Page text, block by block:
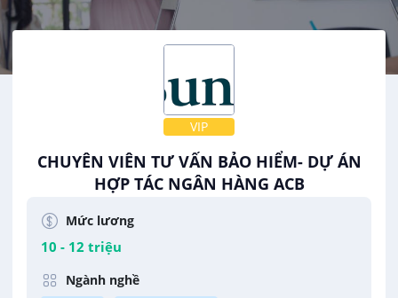
VIP
CHUYÊN VIÊN TƯ VẤN BẢO HIỂM- DỰ ÁN
HỢP TÁC NGÂN HÀNG ACB
Mức lương
10 - 12 triệu
Ngành nghề